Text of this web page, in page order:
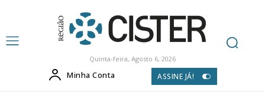
Quinta-feira, Agosto 6, 2026
Minha Conta ASSINE JÁ!